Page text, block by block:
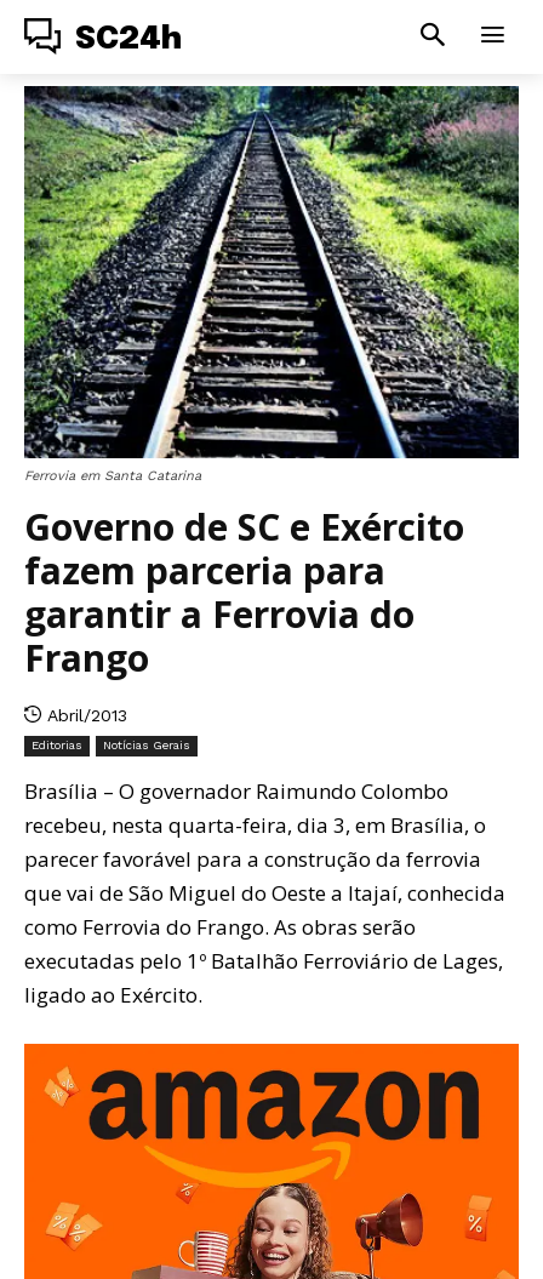
SC24h
Ferrovia em Santa Catarina
Governo de SC e Exército
fazem parceria para
garantir a Ferrovia do
Frango
Abril/2013
Editorias Notícias Gerais
Brasília – O governador Raimundo Colombo
recebeu, nesta quarta-feira, dia 3, em Brasília, o
parecer favorável para a construção da ferrovia
que vai de São Miguel do Oeste a Itajaí, conhecida
como Ferrovia do Frango. As obras serão
executadas pelo 1º Batalhão Ferroviário de Lages,
ligado ao Exército.